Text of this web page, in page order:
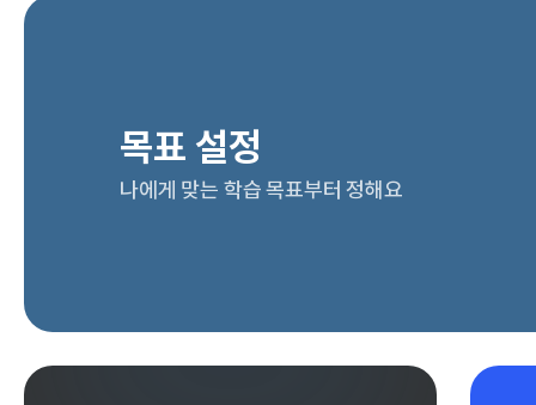
목표 설정
나에게 맞는 학습 목표부터 정해요